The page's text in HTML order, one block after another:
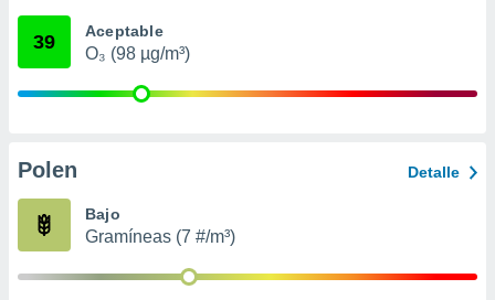
mediante
publicidad
de
39 Aceptable
O₃ (98 µg/m³)
Polen Detalle
Bajo
Gramíneas (7 #/m³)